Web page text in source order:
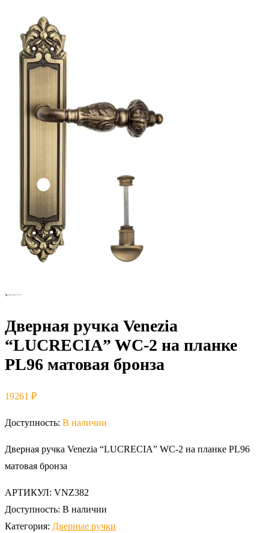
Дверная ручка Venezia
“LUCRECIA” WC-2 на планке
PL96 матовая бронза
19261 ₽
Доступность: В наличии
Дверная ручка Venezia “LUCRECIA” WC-2 на планке PL96
матовая бронза
АРТИКУЛ: VNZ382
Доступность: В наличии
Категория: Дверные ручки